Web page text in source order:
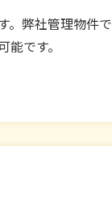
。弊社管理物件で
です。